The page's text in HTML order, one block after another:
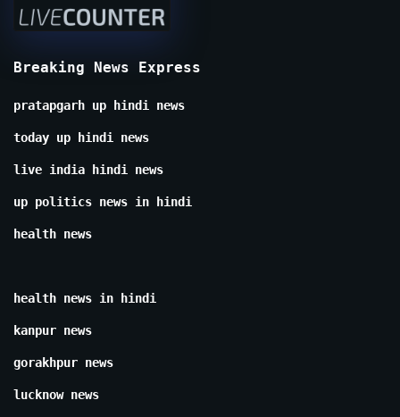
Breaking News Express
pratapgarh up hindi news
today up hindi news
live india hindi news
up politics news in hindi
health news
health news in hindi
kanpur news
gorakhpur news
lucknow news